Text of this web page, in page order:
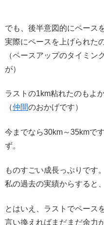
でも、後半意図的にペース
実際にペースを上げられた
（ペースアップのタイミン
が）
ラストの1km粘れたのもよ
（仲間のおかげです）
今までなら30km～35kmで
ず。
ものすごい成長っぷりです。
私の過去の実績からすると
とはいえ、ラストでペース
言い換えればまだまだ余力